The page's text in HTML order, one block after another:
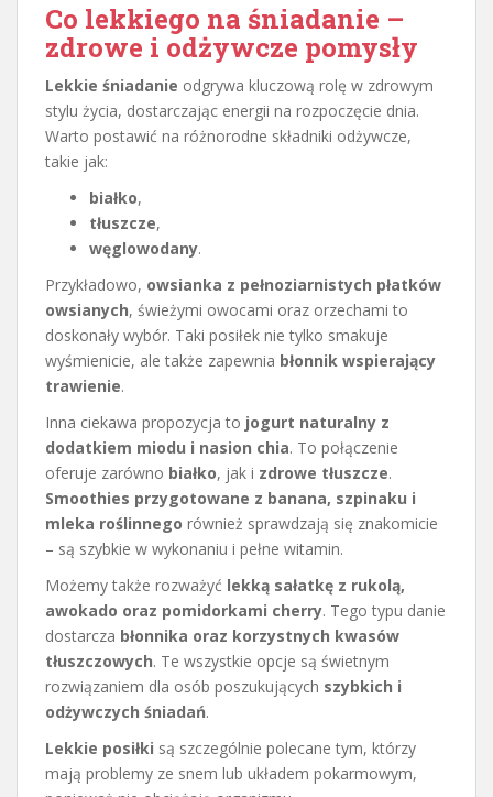
Co lekkiego na śniadanie –
zdrowe i odżywcze pomysły
Lekkie śniadanie odgrywa kluczową rolę w zdrowym
stylu życia, dostarczając energii na rozpoczęcie dnia.
Warto postawić na różnorodne składniki odżywcze,
takie jak:
białko,
tłuszcze,
węglowodany.
Przykładowo, owsianka z pełnoziarnistych płatków
owsianych, świeżymi owocami oraz orzechami to
doskonały wybór. Taki posiłek nie tylko smakuje
wyśmienicie, ale także zapewnia błonnik wspierający
trawienie.
Inna ciekawa propozycja to jogurt naturalny z
dodatkiem miodu i nasion chia. To połączenie
oferuje zarówno białko, jak i zdrowe tłuszcze.
Smoothies przygotowane z banana, szpinaku i
mleka roślinnego również sprawdzają się znakomicie
– są szybkie w wykonaniu i pełne witamin.
Możemy także rozważyć lekką sałatkę z rukolą,
awokado oraz pomidorkami cherry. Tego typu danie
dostarcza błonnika oraz korzystnych kwasów
tłuszczowych. Te wszystkie opcje są świetnym
rozwiązaniem dla osób poszukujących szybkich i
odżywczych śniadań.
Lekkie posiłki są szczególnie polecane tym, którzy
mają problemy ze snem lub układem pokarmowym,